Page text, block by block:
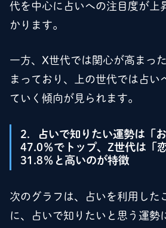
代を中心に占いへの注目度が上
かります。
一方、X世代では関心が高まっ
まっており、上の世代では占い
ていく傾向が見られます。
2．占いで知りたい運勢は「
47.0％でトップ、Z世代は「
31.8％と高いのが特徴
次のグラフは、占いを利用した
に、占いで知りたいと思う運勢